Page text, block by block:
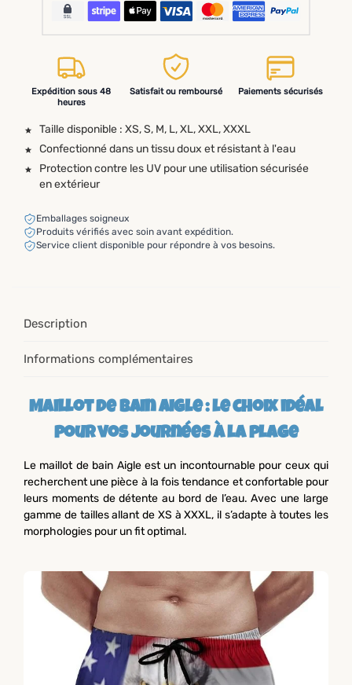
Expédition sous 48
heures
Satisfait ou remboursé Paiements sécurisés
Taille disponible : XS, S, M, L, XL, XXL, XXXL
Confectionné dans un tissu doux et résistant à l'eau
Protection contre les UV pour une utilisation sécurisée
en extérieur
Emballages soigneux
Produits vérifiés avec soin avant expédition.
Service client disponible pour répondre à vos besoins.
Description
Informations complémentaires
Maillot de Bain Aigle : le choix idéal
pour vos journées à la plage
Le maillot de bain Aigle est un incontournable pour ceux qui
recherchent une pièce à la fois tendance et confortable pour
leurs moments de détente au bord de l’eau. Avec une large
gamme de tailles allant de XS à XXXL, il s’adapte à toutes les
morphologies pour un fit optimal.